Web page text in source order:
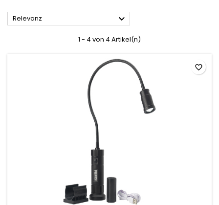
Relevanz 
1 - 4 von 4 Artikel(n)
favorite_border